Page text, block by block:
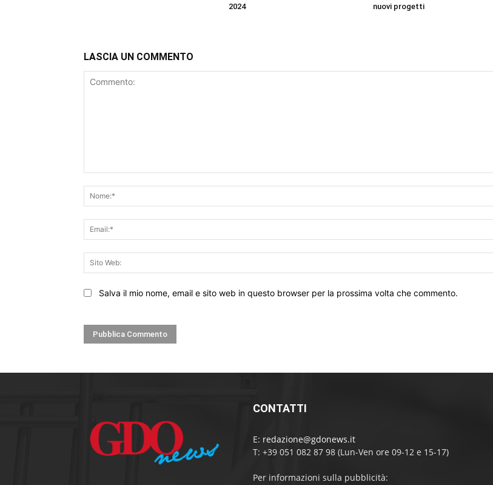
2024
nuovi progetti
LASCIA UN COMMENTO
Salva il mio nome, email e sito web in questo browser per la prossima volta che commento.
CONTATTI
E: redazione@gdonews.it
T: +39 051 082 87 98 (Lun-Ven ore 09-12 e 15-17)
Per informazioni sulla pubblicità: